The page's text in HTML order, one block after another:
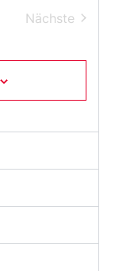
Nächste